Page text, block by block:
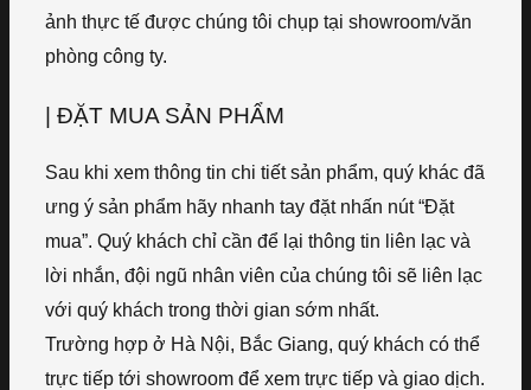
ảnh thực tế được chúng tôi chụp tại showroom/văn
phòng công ty.
| ĐẶT MUA SẢN PHẨM
Sau khi xem thông tin chi tiết sản phẩm, quý khác đã
ưng ý sản phẩm hãy nhanh tay đặt nhấn nút “Đặt
mua”. Quý khách chỉ cần để lại thông tin liên lạc và
lời nhắn, đội ngũ nhân viên của chúng tôi sẽ liên lạc
với quý khách trong thời gian sớm nhất.
Trường hợp ở Hà Nội, Bắc Giang, quý khách có thể
trực tiếp tới showroom để xem trực tiếp và giao dịch.